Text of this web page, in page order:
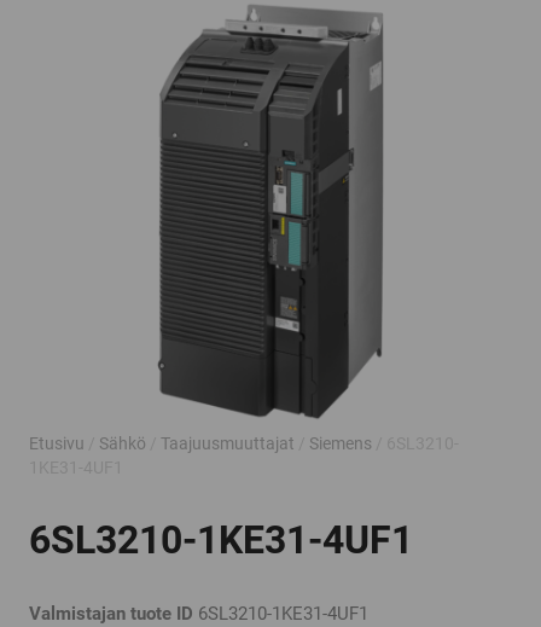
Etusivu Sähkö Taajuusmuuttajat Siemens
6SL3210-1KE31-4UF1
Valmistajan tuote ID 6SL3210-1KE31-4UF1